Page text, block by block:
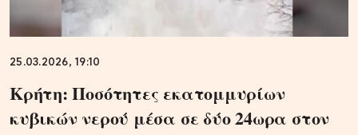
25.03.2026, 19:10
Κρήτη: Ποσότητες εκατομμυρίων
κυβικών νερού μέσα σε δύο 24ωρα στον